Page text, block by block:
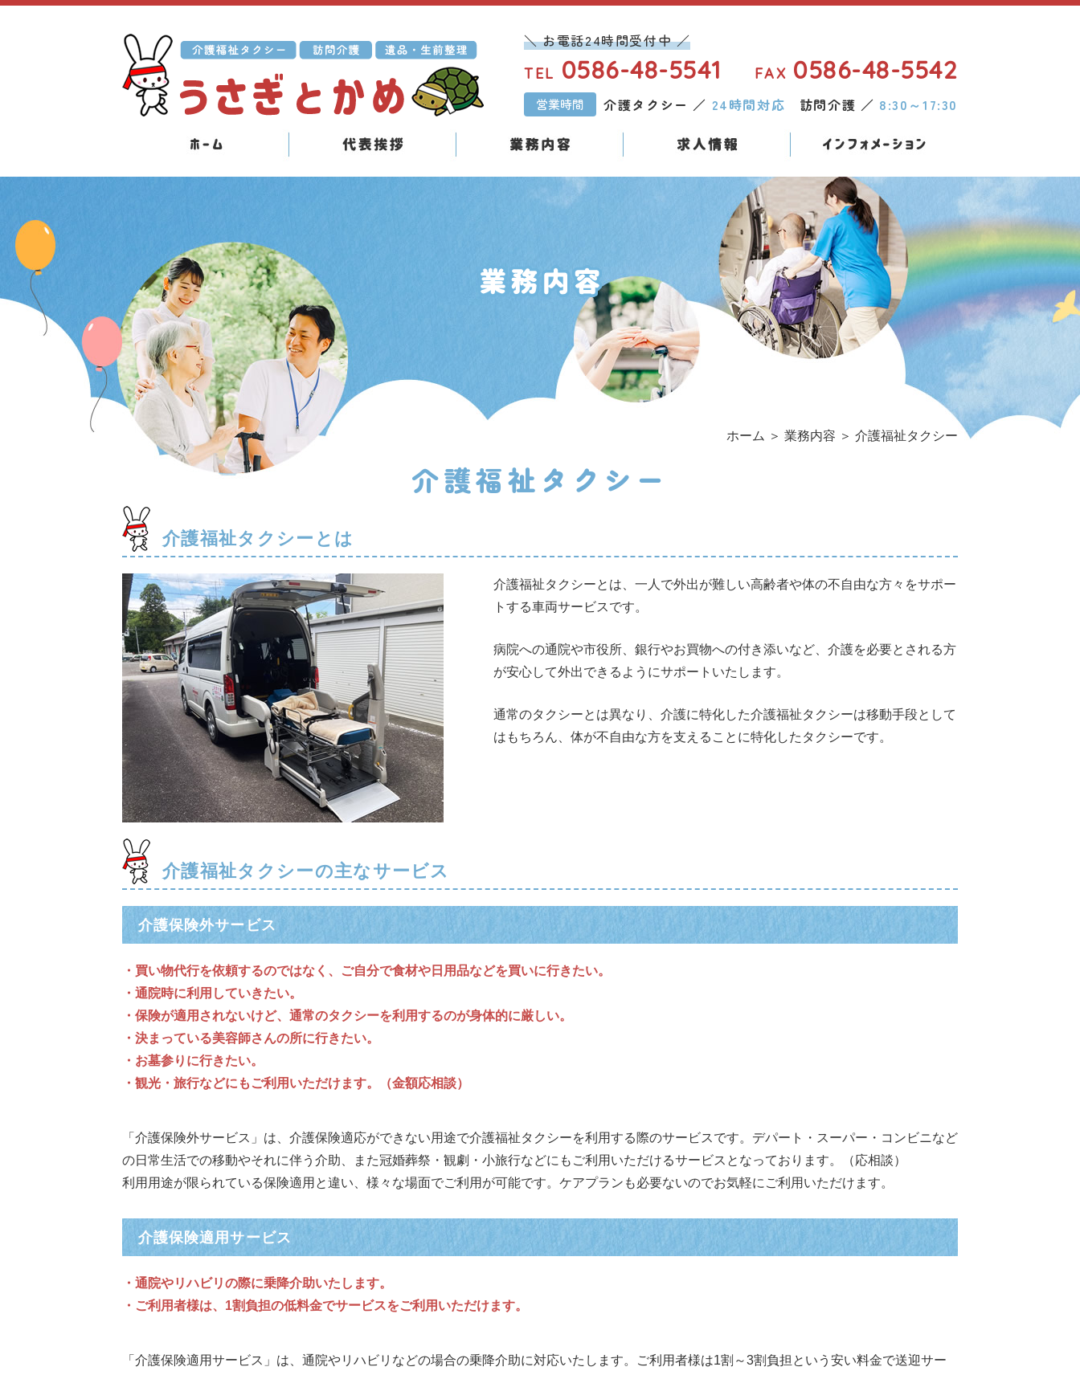
＼ お電話24時間受付中 ／
TEL 0586-48-5541 FAX 0586-48-5542
営業時間 介護タクシー ／ 24時間対応 訪問介護 ／ 8:30～17:30
ホーム ＞ 業務内容 ＞ 介護福祉タクシー
介護福祉タクシー
介護福祉タクシーとは
介護福祉タクシーとは、一人で外出が難しい高齢者や体の不自由な方々をサポー
トする車両サービスです。
病院への通院や市役所、銀行やお買物への付き添いなど、介護を必要とされる方
が安心して外出できるようにサポートいたします。
通常のタクシーとは異なり、介護に特化した介護福祉タクシーは移動手段として
はもちろん、体が不自由な方を支えることに特化したタクシーです。
介護福祉タクシーの主なサービス
介護保険外サービス
・買い物代行を依頼するのではなく、ご自分で食材や日用品などを買いに行きたい。
・通院時に利用していきたい。
・保険が適用されないけど、通常のタクシーを利用するのが身体的に厳しい。
・決まっている美容師さんの所に行きたい。
・お墓参りに行きたい。
・観光・旅行などにもご利用いただけます。（金額応相談）
「介護保険外サービス」は、介護保険適応ができない用途で介護福祉タクシーを利用する際のサービスです。デパート・スーパー・コンビニなど
の日常生活での移動やそれに伴う介助、また冠婚葬祭・観劇・小旅行などにもご利用いただけるサービスとなっております。（応相談）
利用用途が限られている保険適用と違い、様々な場面でご利用が可能です。ケアプランも必要ないのでお気軽にご利用いただけます。
介護保険適用サービス
・通院やリハビリの際に乗降介助いたします。
・ご利用者様は、1割負担の低料金でサービスをご利用いただけます。
「介護保険適用サービス」は、通院やリハビリなどの場合の乗降介助に対応いたします。ご利用者様は1割～3割負担という安い料金で送迎サー